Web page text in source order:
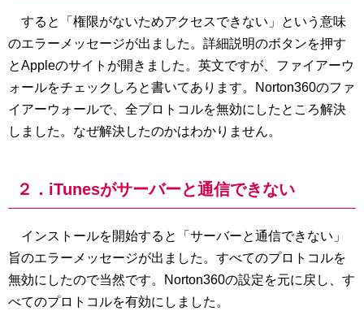
すると「権限がないためアクセスできない」という意味
のエラーメッセージが出ました。詳細説明のボタンを押す
とAppleのサイトが開きました。英文ですが、ファイアーウ
ォールをチェックしろと書いてあります。Norton360のファ
イアーウォールで、全プロトコルを無効にしたところ解決
しました。なぜ解決したのかはわかりません。
２．iTunesがサーバーと通信できない
インストールを開始すると「サーバーと通信できない」
旨のエラーメッセージが出ました。すべてのプロトコルを
無効にしたので当然です。Norton360の設定を元に戻し、す
べてのプロトコルを有効にしました。